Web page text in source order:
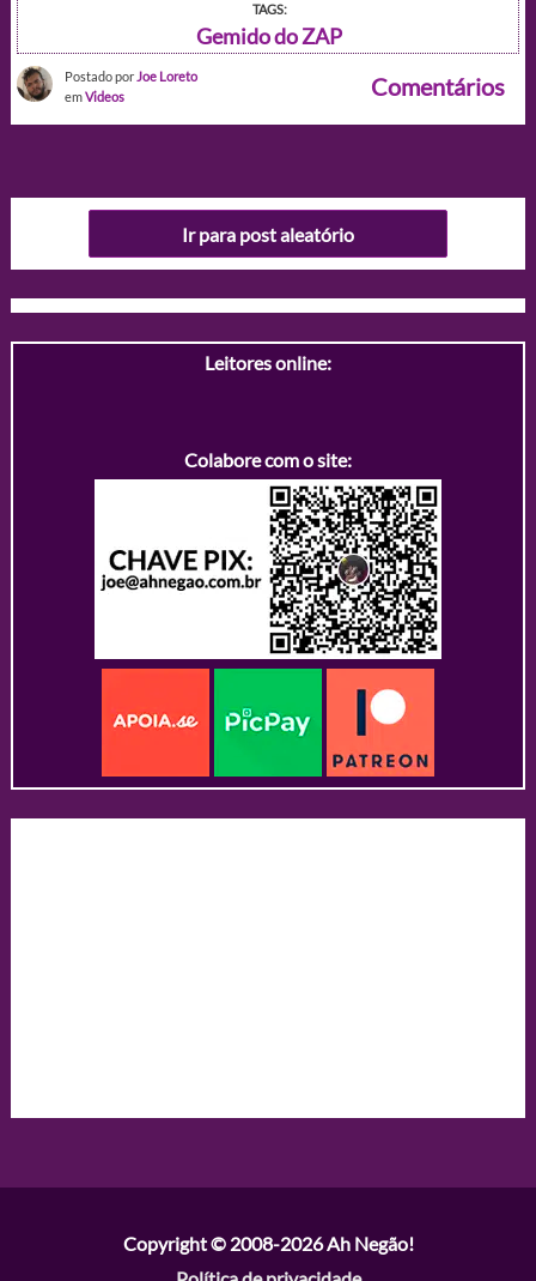
TAGS:
Gemido do ZAP
Postado por Joe Loreto
emVideos Comentários
Ir para post aleatório
Leitores online:
Colabore com o site:
Copyright © 2008-2026Ah Negão!